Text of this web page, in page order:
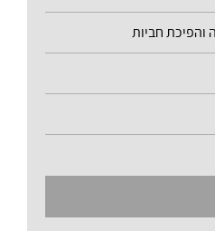
והפיכת חביות